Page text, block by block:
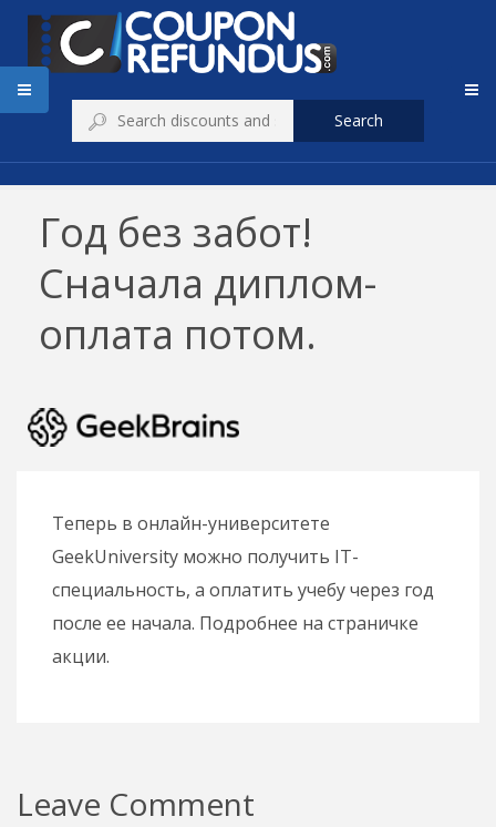
Search
Год без забот!
Сначала диплом-
оплата потом.
Теперь в онлайн-университете
GeekUniversity можно получить IT-
специальность, а оплатить учебу через год
после ее начала. Подробнее на страничке
акции.
Leave Comment